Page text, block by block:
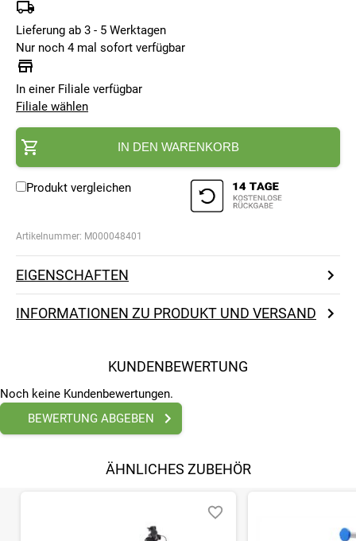
Lieferung ab 3 - 5 Werktagen
Nur noch 4 mal sofort verfügbar
In einer Filiale verfügbar
Filiale wählen
IN DEN WARENKORB
Produkt vergleichen
Artikelnummer: M000048401
EIGENSCHAFTEN
INFORMATIONEN ZU PRODUKT UND VERSAND
KUNDENBEWERTUNG
Noch keine Kundenbewertungen.
BEWERTUNG ABGEBEN
ÄHNLICHES ZUBEHÖR